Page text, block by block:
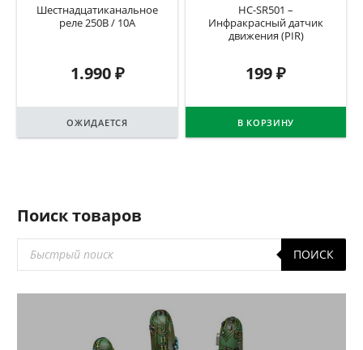
Шестнадцатиканальное
реле 250В / 10А
1.990₽
ОЖИДАЕТСЯ
HC-SR501 –
Инфракрасный датчик
движения (PIR)
199₽
В КОРЗИНУ
Поиск товаров
товаров
ПОИСК